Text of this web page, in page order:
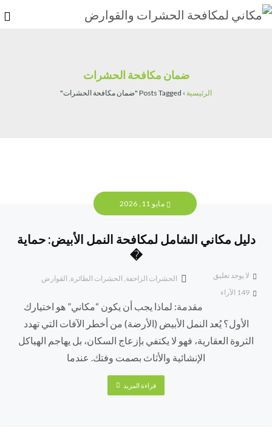
ضمان مكافحة الحشرات
الرئيسية › Posts Tagged "ضمان مكافحة الحشرات"
مايو 11, 2026
دليل مكاني الشامل لمكافحة النمل الأبيض: حماية
�
الحشرات الزاحفة, الحشرات الطائرة, القوارض
لا يوجد تعليق
الآراء
مقدمة: لماذا يجب أن يكون “مكاني” هو اختيارك
الأول؟ يُعد النمل الأبيض (الأرضة) من أخطر الآفات التي تهدد
الثروة العقارية، فهو لا يكتفي بإزعاج السكان، بل يهاجم الهياكل
الإنشائية والأثاث بصمت وفتك. عندما
قراءة المزيد